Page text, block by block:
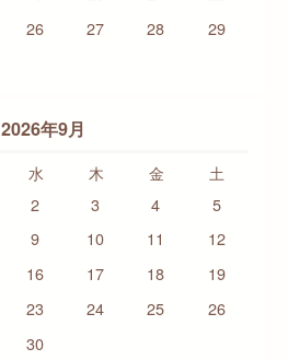
26 27 28 29
2026年9月
水 木 金
土
2 3 4 5
9 10 11 12
16 17 18 19
23 24 25 26
30